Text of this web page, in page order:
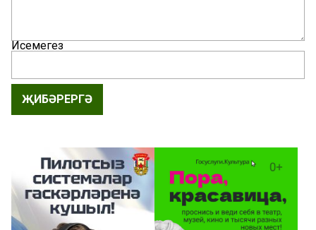
Исемегез
ҖИБӘРЕРГӘ